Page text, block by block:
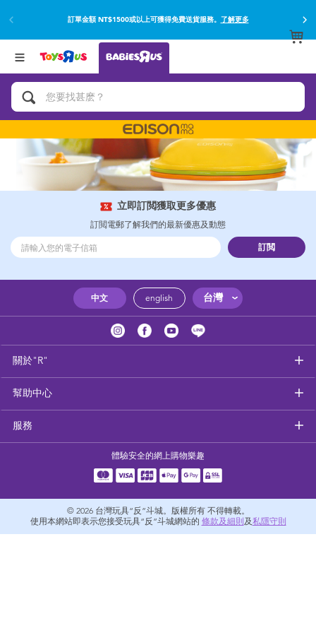
訂單金額 NT$1500或以上可獲得免費送貨服務。 了解更多
網上購買並使用門市取貨在店內取貨。
分類目錄
遊戲及活動
嬰兒專用禮品
沐浴及如厠訓練用品
嬰兒及兒童汽車座椅
尿片及濕紙巾
餵哺及嬰兒食品
健康及安全用品
嬰兒手推車
準媽媽
毛巾及床上用品
外遊用品
品牌
查看所有
立即訂閲獲取更多優惠
訂閲電郵了解我們的最新優惠及動態
訂閲
中文 english 台灣
關於"R"
幫助中心
服務
體驗安全的網上購物樂趣
© 2026 台灣玩具“反”斗城。版權所有 不得轉載。
使用本網站即表示您接受玩具“反”斗城網站的 條款及細則 及私隱守則